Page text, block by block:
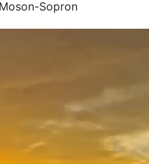
Sopron